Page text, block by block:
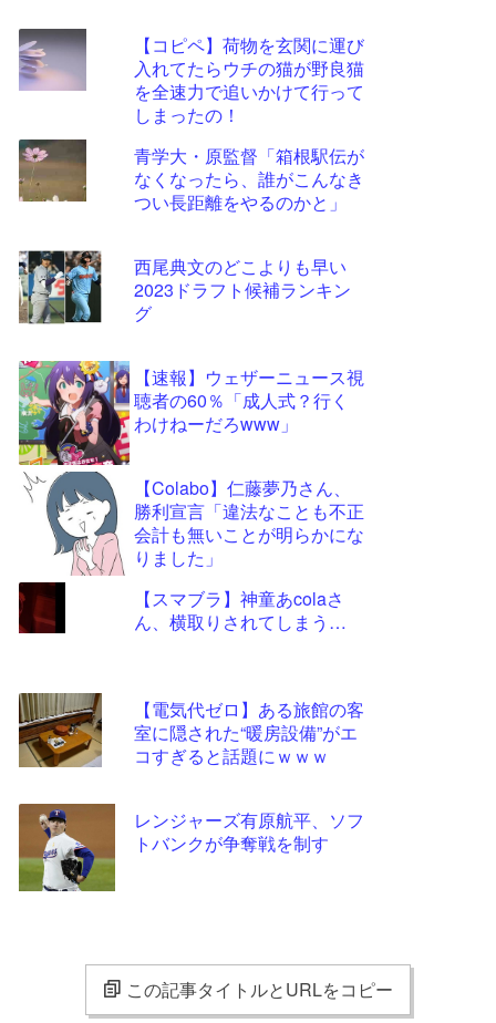
【コピペ】荷物を玄関に運び
入れてたらウチの猫が野良猫
を全速力で追いかけて行って
しまったの！
青学大・原監督「箱根駅伝が
なくなったら、誰がこんなき
つい長距離をやるのかと」
西尾典文のどこよりも早い
2023ドラフト候補ランキン
グ
【速報】ウェザーニュース視
聴者の60％「成人式？行く
わけねーだろwww」
【Colabo】仁藤夢乃さん、
勝利宣言「違法なことも不正
会計も無いことが明らかにな
りました」
【スマブラ】神童あcolaさ
ん、横取りされてしまう…
【電気代ゼロ】ある旅館の客
室に隠された“暖房設備”がエ
コすぎると話題にｗｗｗ
レンジャーズ有原航平、ソフ
トバンクが争奪戦を制す
更新
ツー
この記事タイトルとURLをコピー